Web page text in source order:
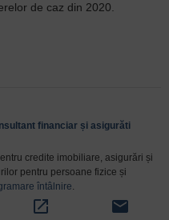
de caz din 2020.
financiar și asigurăti
credite imobiliare, asigurări și
pentru persoane fizice și
întâlnire.
open_in_new email